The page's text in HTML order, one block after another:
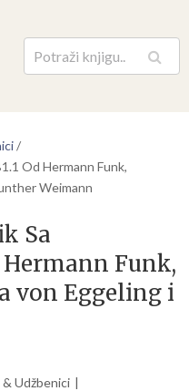
Pretraga
/
Od Hermann Funk,
Weimann
Sa
Hermann Funk,
von Eggeling i
Udžbenici